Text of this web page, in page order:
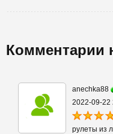
Комментарии
anechka88
2022-09-22
рулеты из